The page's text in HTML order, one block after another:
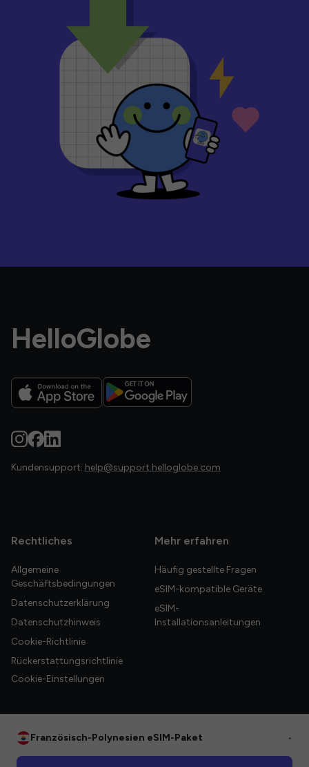
HelloGlobe
Kundensupport: help@support.helloglobe.com
Rechtliches
Allgemeine
Geschäftsbedingungen
Datenschutzerklärung
Datenschutzhinweis
Cookie-Richtlinie
Rückerstattungsrichtlinie
Cookie-Einstellungen
Mehr erfahren
Häufig gestellte Fragen
eSIM-kompatible Geräte
eSIM-
Installationsanleitungen
Französisch-Polynesien eSIM-Paket •